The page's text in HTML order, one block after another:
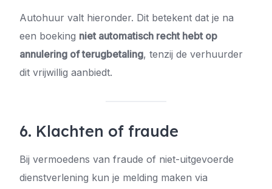
Autohuur valt hieronder. Dit betekent dat je na
een boeking niet automatisch recht hebt op
annulering of terugbetaling, tenzij de verhuurder
dit vrijwillig aanbiedt.
6. Klachten of fraude
Bij vermoedens van fraude of niet-uitgevoerde
dienstverlening kun je melding maken via